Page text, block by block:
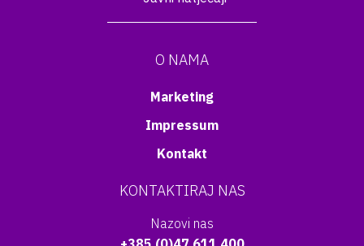
O NAMA
Marketing
Impressum
Kontakt
KONTAKTIRAJ NAS
Nazovi nas